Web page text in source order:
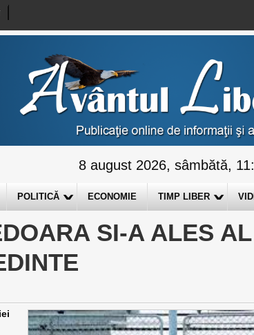
8 august 2026, sâmbătă,
POLITICĂ ECONOMIE TIMP LIBER
SI-A ALES AL